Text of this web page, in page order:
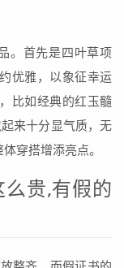
。首先是四叶草项
优雅，以象征幸运
比如经典的红玉髓
来十分显气质，无
穿搭增添亮点。
么贵,有假的